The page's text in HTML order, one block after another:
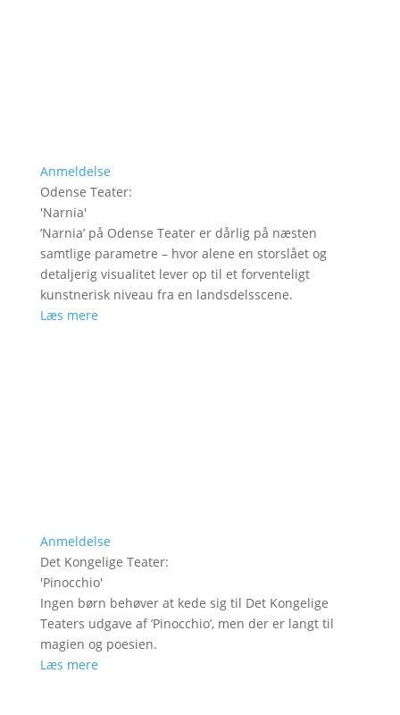
Anmeldelse
Odense Teater:
'Narnia'
’Narnia’ på Odense Teater er dårlig på næsten
samtlige parametre – hvor alene en storslået og
detaljerig visualitet lever op til et forventeligt
kunstnerisk niveau fra en landsdelsscene.
Læs mere
Anmeldelse
Det Kongelige Teater:
'Pinocchio'
Ingen børn behøver at kede sig til Det Kongelige
Teaters udgave af ’Pinocchio’, men der er langt til
magien og poesien.
Læs mere